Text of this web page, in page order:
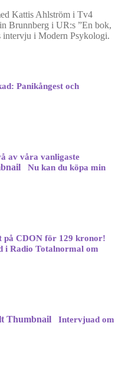
Kattis Ahlström i Tv4
Brunnberg i UR:s ”En bok,
intervju i Modern Psykologi.
Panikångest och
av våra vanligaste
Nu kan du köpa min
på CDON för 129 kronor!
i Radio Totalnormal om
Intervjuad om